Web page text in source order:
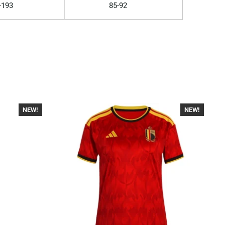
85-92
-30%
NEW! -40%
NEW!